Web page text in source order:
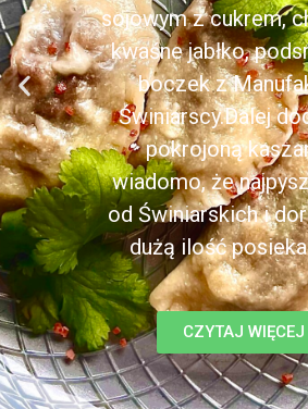
sojowym z cukrem,
kwaśne jabłko,
boczek z
Świniarscy.Dalej
pokrojoną
wiadomo, że
od Świniarskich i
dużą ilość
CZYTAJ WIĘCEJ